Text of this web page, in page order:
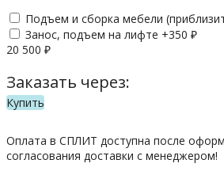
Подъем и сборка мебели
Занос, подъем на лифте +350 ₽
20 500 ₽
Заказать через:
Купить
Оплата в СПЛИТ доступна после
согласования доставки с менеджером!